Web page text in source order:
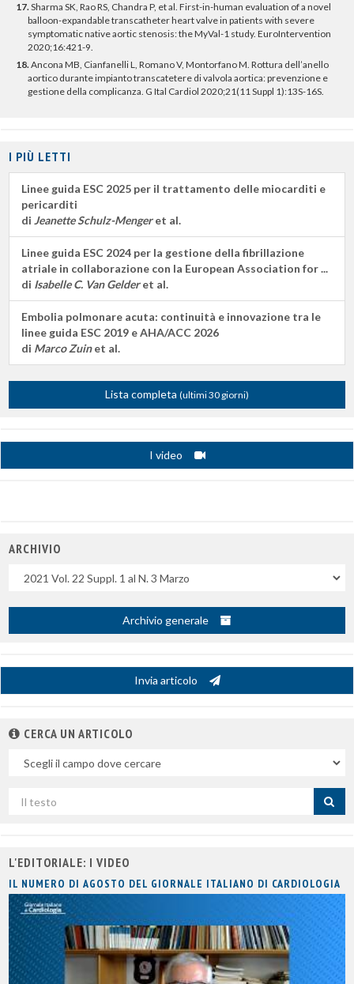
17. Sharma SK, Rao RS, Chandra P, et al. First-in-human evaluation of a novel
balloon-expandable transcatheter heart valve in patients with severe
symptomatic native aortic stenosis: the MyVal-1 study. EuroIntervention
2020;16:421-9.
18. Ancona MB, Cianfanelli L, Romano V, Montorfano M. Rottura dell’anello
aortico durante impianto transcatetere di valvola aortica: prevenzione e
gestione della complicanza. G Ital Cardiol 2020;21(11 Suppl 1):13S-16S.
I PIÙ LETTI
Linee guida ESC 2025 per il trattamento delle miocarditi e
pericarditi
di Jeanette Schulz-Mengeret al.
Linee guida ESC 2024 per la gestione della fibrillazione
atriale in collaborazione con la European Association for ...
di Isabelle C. Van Gelderet al.
Embolia polmonare acuta: continuità e innovazione tra le
linee guida ESC 2019 e AHA/ACC 2026
di Marco Zuinet al.
Lista completa (ultimi 30 giorni)
I video
ARCHIVIO
Archivio generale
Invia articolo
CERCA UN ARTICOLO
campo
per
L'EDITORIALE: I VIDEO
IL NUMERO DI AGOSTO DEL GIORNALE ITALIANO DI CARDIOLOGIA